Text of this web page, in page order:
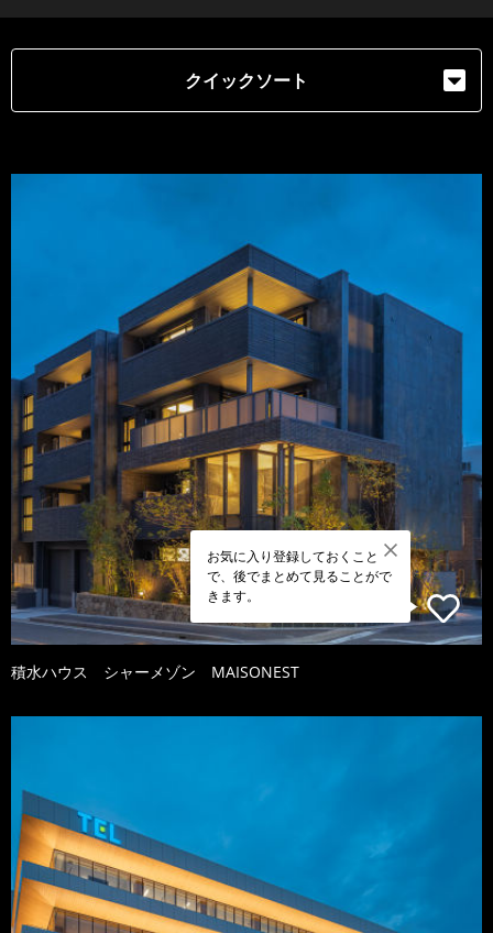
クイックソート
お気に入り登録しておくこと
で、後でまとめて見ることがで
きます。
積水ハウス シャーメゾン MAISONEST